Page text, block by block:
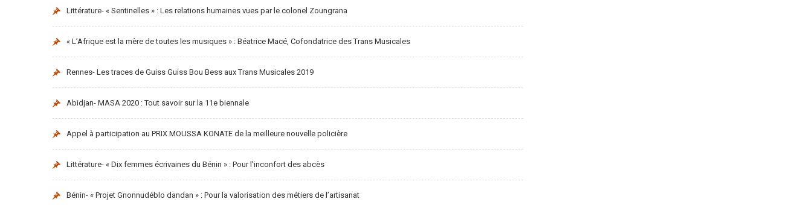
Littérature- « Sentinelles » : Les relations humaines vues par le colonel Zoungrana
« L’Afrique est la mère de toutes les musiques » : Béatrice Macé, Cofondatrice des Trans Musicales
Rennes- Les traces de Guiss Guiss Bou Bess aux Trans Musicales 2019
Abidjan- MASA 2020 : Tout savoir sur la 11e biennale
Appel à participation au PRIX MOUSSA KONATE de la meilleure nouvelle policière
Littérature- « Dix femmes écrivaines du Bénin » : Pour l’inconfort des abcès
Bénin- « Projet Gnonnudéblo dandan » : Pour la valorisation des métiers de l’artisanat